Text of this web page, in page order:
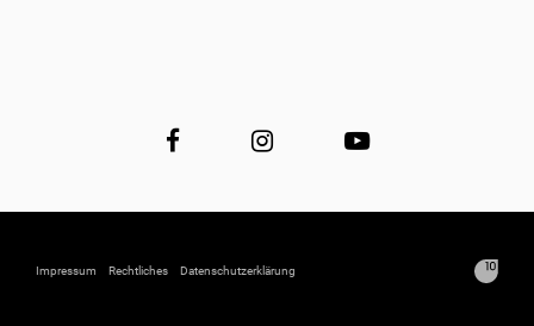
Impressum Rechtliches Datenschutzerklärung